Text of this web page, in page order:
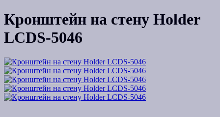
Кронштейн на стену Holder
LCDS-5046